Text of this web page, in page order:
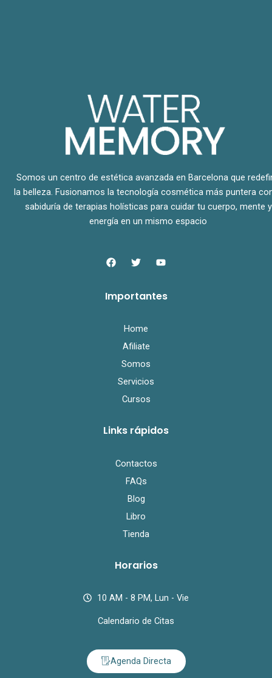
Somos un centro de estética avanzada en Barcelona que
la belleza. Fusionamos la tecnología cosmética más puntera
sabiduría de terapias holísticas para cuidar tu cuerpo, mente y
energía en un mismo espacio
F
a
b
T
w
t
Y
o
u
Importantes
Home
Afiliate
Somos
Servicios
Cursos
Links rápidos
Contactos
FAQs
Blog
Libro
Tienda
Horarios
10 AM - 8 PM, Lun - Vie
Calendario de Citas
Agenda Directa